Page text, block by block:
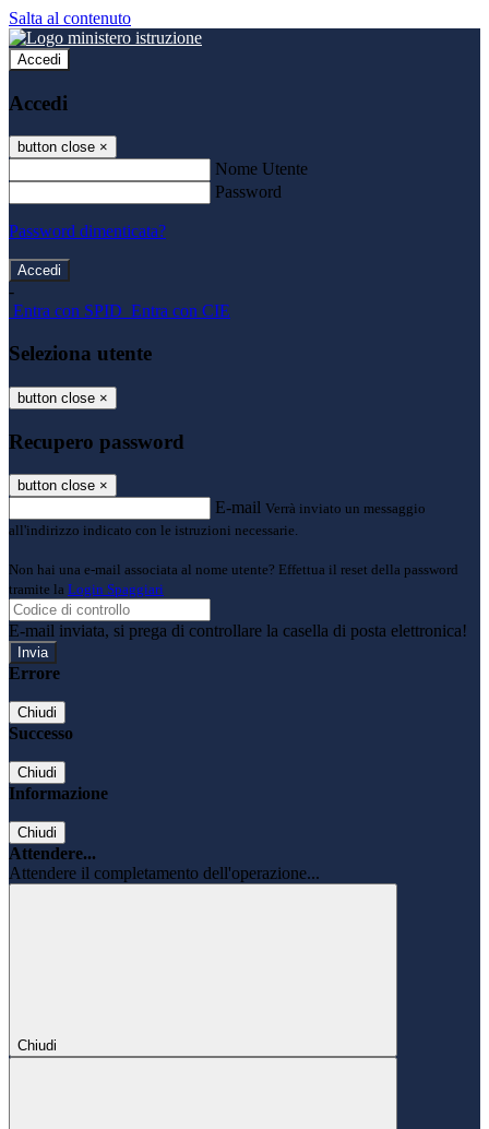
Salta al contenuto
Accedi
Accedi
button close ×
Nome Utente
Password
Password dimenticata?
-
Entra con SPID Entra con CIE
Seleziona utente
button close ×
Recupero password
button close ×
E-mail Verrà inviato un messaggio
all'indirizzo indicato con le istruzioni necessarie.
Non hai una e-mail associata al nome utente? Effettua il reset della password
tramite la Login Spaggiari
E-mail inviata, si prega di controllare la casella di posta elettronica!
Errore
Chiudi
Successo
Chiudi
Informazione
Chiudi
Attendere...
Attendere il completamento dell'operazione...
Chiudi